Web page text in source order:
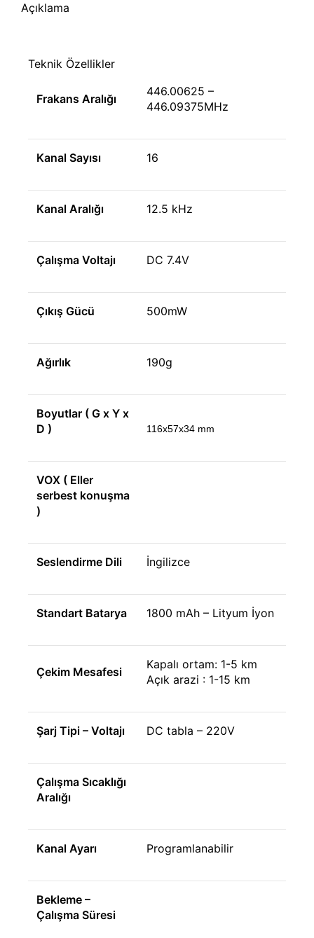
Açıklama
Teknik Özellikler
Frakans Aralığı
446.00625 –
446.09375MHz
Kanal Sayısı 16
Kanal Aralığı 12.5 kHz
Çalışma Voltajı DC 7.4V
Çıkış Gücü 500mW
Ağırlık 190g
Boyutlar ( G x Y x
D )
116x57x34 mm
VOX ( Eller
serbest konuşma
)
Seslendirme Dili İngilizce
Standart Batarya 1800 mAh – Lityum İyon
Çekim Mesafesi
Kapalı ortam: 1-5 km
Açık arazi : 1-15 km
Şarj Tipi – Voltajı DC tabla – 220V
Çalışma Sıcaklığı
Aralığı
Kanal Ayarı Programlanabilir
Bekleme –
Çalışma Süresi